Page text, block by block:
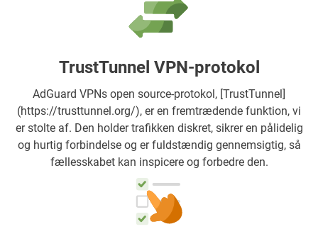
TrustTunnel VPN-protokol
AdGuard VPNs open source-protokol, [TrustTunnel]
(https://trusttunnel.org/), er en fremtrædende funktion, vi
er stolte af. Den holder trafikken diskret, sikrer en pålidelig
og hurtig forbindelse og er fuldstændig gennemsigtig, så
fællesskabet kan inspicere og forbedre den.